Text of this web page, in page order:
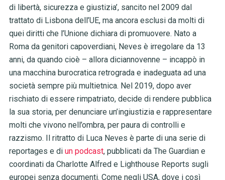
di libertà, sicurezza e giustizia’, sancito nel 2009 dal
trattato di Lisbona dell’UE, ma ancora esclusi da molti di
quei diritti che l’Unione dichiara di promuovere. Nato a
Roma da genitori capoverdiani, Neves è irregolare da 13
anni, da quando cioè – allora diciannovenne – incappò in
una macchina burocratica retrograda e inadeguata ad una
società sempre più multietnica. Nel 2019, dopo aver
rischiato di essere rimpatriato, decide di rendere pubblica
la sua storia, per denunciare un’ingiustizia e rappresentare
molti che vivono nell’ombra, per paura di controlli e
razzismo. Il ritratto di Luca Neves è parte di una serie di
reportages e di un podcast, pubblicati da The Guardian e
coordinati da Charlotte Alfred e Lighthouse Reports sugli
europei senza documenti. Come negli USA, dove i così